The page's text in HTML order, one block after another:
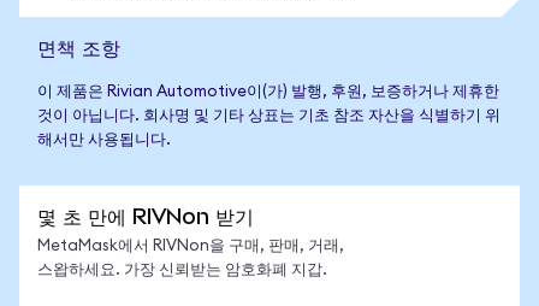
면책 조항
이 제품은 Rivian Automotive이(가) 발행, 후원, 보증하거나 제휴한
것이 아닙니다. 회사명 및 기타 상표는 기초 참조 자산을 식별하기 위
해서만 사용됩니다.
몇 초 만에 RIVNon 받기
MetaMask에서 RIVNon을 구매, 판매, 거래,
스왑하세요. 가장 신뢰받는 암호화폐 지갑.